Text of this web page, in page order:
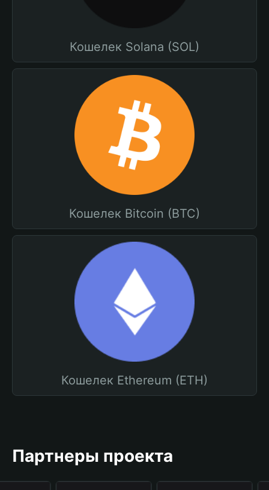
Кошелек Solana (SOL)
Кошелек Bitcoin (BTC)
Кошелек Ethereum (ETH)
Партнеры проекта